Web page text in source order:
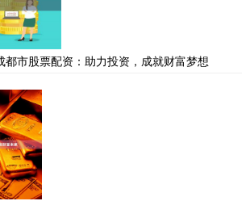
都市股票配资：助力投资，成就财富梦想